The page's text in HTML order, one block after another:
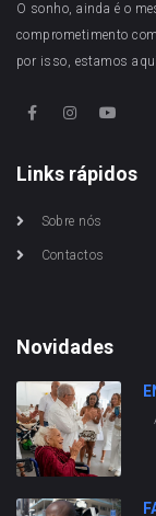
O sonho, ainda é o
comprometimento
por isso, estamos
Links rápidos
Sobre nós
Contactos
Novidades